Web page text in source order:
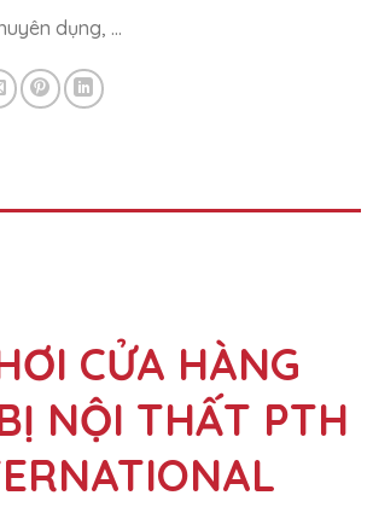
dụng, …
CỬA HÀNG
NỘI THẤT PTH